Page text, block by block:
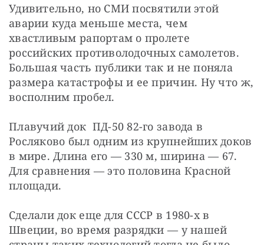
Удивительно, но СМИ посвятили этой
аварии куда меньше места, чем
хвастливым рапортам о пролете
российских противолодочных самолетов.
Большая часть публики так и не поняла
размера катастрофы и ее причин. Ну что ж,
восполним пробел.
Плавучий док  ПД-50 82-го завода в
Росляково был одним из крупнейших доков
в мире. Длина его — 330 м, ширина — 67.
Для сравнения — это половина Красной
площади.
Сделали док еще для СССР в 1980-х в
Швеции, во время разрядки — у нашей